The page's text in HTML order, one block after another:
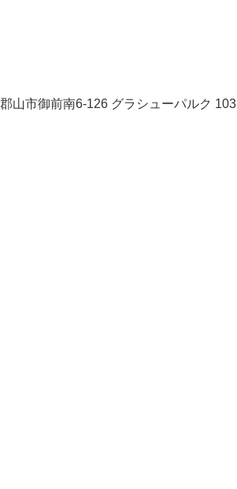
山市御前南6-126 グラシューパルク 103